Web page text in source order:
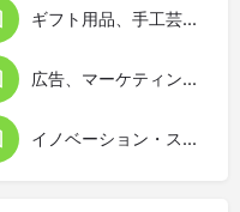
ギフト用品、手工芸品、販促用品
広告、マーケティング、経営管理
イノベーション・スタートアップ